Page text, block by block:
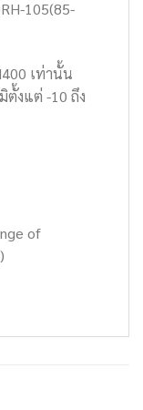
105(85-
เท่านั้น
ตั้งแต่ -10 ถึง
of